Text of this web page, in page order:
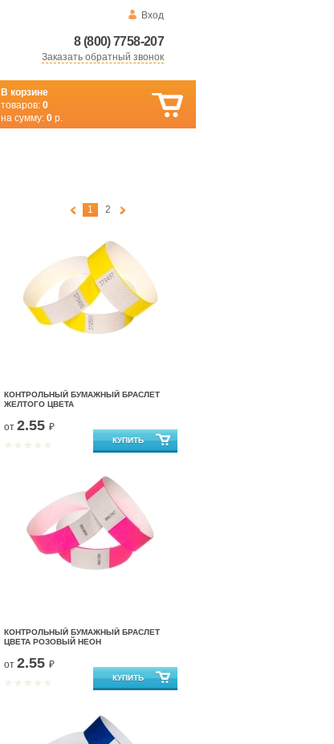
Вход
8 (800) 7758-207
Заказать обратный звонок
В корзине
товаров: 0
на сумму: 0 р.
1 2
КОНТРОЛЬНЫЙ БУМАЖНЫЙ БРАСЛЕТ
ЖЕЛТОГО ЦВЕТА
от 2.55 ₽
КОНТРОЛЬНЫЙ БУМАЖНЫЙ БРАСЛЕТ
ЦВЕТА РОЗОВЫЙ НЕОН
от 2.55 ₽